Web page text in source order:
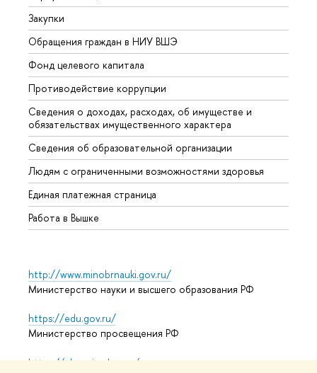
Закупки
Обращения граждан в НИУ ВШЭ
Фонд целевого капитала
Противодействие коррупции
Сведения о доходах, расходах, об имуществе и
обязательствах имущественного характера
Сведения об образовательной организации
Людям с ограниченными возможностями здоровья
Единая платежная страница
Работа в Вышке
http://www.minobrnauki.gov.ru/
Министерство науки и высшего образования РФ
https://edu.gov.ru/
Министерство просвещения РФ
https://elearning.hse.ru/mooc